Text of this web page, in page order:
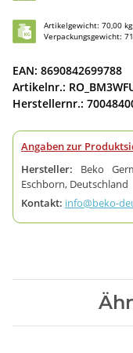
Artikelgewicht: 70,00 kg
Verpackungsgewicht:
EAN: 8690842699788
Artikelnr.:
Herstellernr.:
Angaben zur
Hersteller: Beko
Eschborn, Deutschland
Kontakt: info@beko-